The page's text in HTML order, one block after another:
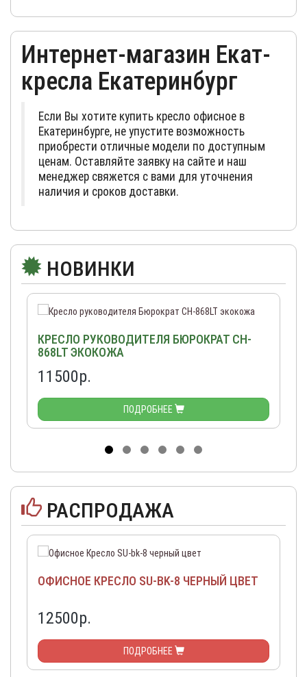
Интернет-магазин Екат-
кресла Екатеринбург
Если Вы хотите купить кресло офисное в
Екатеринбурге, не упустите возможность
приобрести отличные модели по доступным
ценам. Оставляйте заявку на сайте и наш
менеджер свяжется с вами для уточнения
наличия и сроков доставки.
НОВИНКИ
КРЕСЛО РУКОВОДИТЕЛЯ БЮРОКРАТ CH-
868LT ЭКОКОЖА
11500р.
ПОДРОБНЕЕ
РАСПРОДАЖА
ОФИСНОЕ КРЕСЛО SU-BK-8 ЧЕРНЫЙ ЦВЕТ
12500р.
ПОДРОБНЕЕ